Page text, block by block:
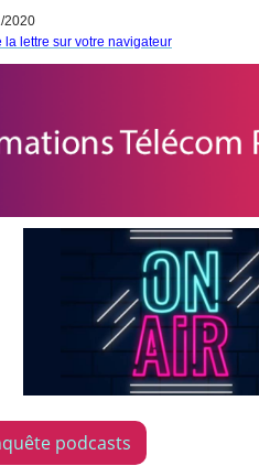
2020
la lettre sur votre navigateur
podcasts